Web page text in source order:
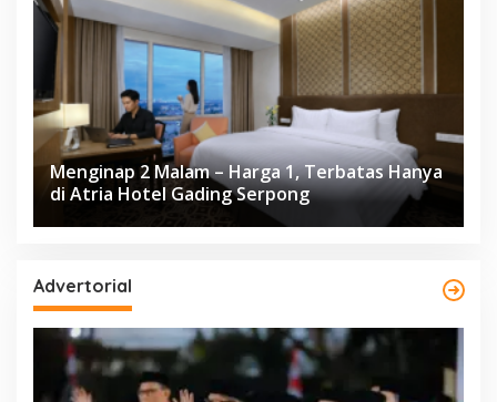
Menginap 2 Malam – Harga 1, Terbatas Hanya
di Atria Hotel Gading Serpong
Advertorial